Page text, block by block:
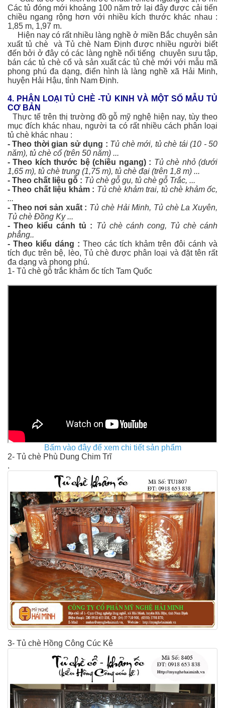
Các tủ đóng mới khoảng 100 năm trở lại đây được cải tiến
chiều ngang rộng hơn với nhiều kích thước khác nhau :
1,85 m, 1,97 m.
Hiện nay có rất nhiều làng nghề ở miền Bắc chuyên sản
xuất tủ chè và Tủ chè Nam Định được nhiều người biết
đến bởi ở đây có các làng nghề nổi tiếng chuyên sưu tập,
bán các tủ chè cổ và sản xuất các tủ chè mới với mẫu mã
phong phú đa dạng, điển hình là làng nghề xã Hải Minh,
huyện Hải Hậu, tỉnh Nam Định.
4. PHÂN LOẠI TỦ CHÈ -TỦ KINH VÀ MỘT SỐ MẪU TỦ
CƠ BẢN
Thực tế trên thị trường đồ gỗ mỹ nghệ hiện nay, tùy theo
mục đích khác nhau, người ta có rất nhiều cách phân loại
tủ chè khác nhau :
- Theo thời gian sử dụng : Tủ chè mới, tủ chè tái (10 - 50
năm), tủ chè cổ (trên 50 năm) ...
- Theo kích thước bệ (chiều ngang) : Tủ chè nhỏ (dưới
1,65 m), tủ chè trung (1,75 m), tủ chè đại (trên 1,8 m) ...
- Theo chất liệu gỗ : Tủ chè gỗ gụ, tủ chè gỗ Trắc, ...
- Theo chất liệu khảm : Tủ chè khảm trai, tủ chè khảm ốc,
...
- Theo nơi sản xuất : Tủ chè Hải Minh, Tủ chè La Xuyên,
Tủ chè Đồng Kỵ ...
- Theo kiểu cánh tủ : Tủ chè cánh cong, Tủ chè cánh
phẳng..
- Theo kiểu dáng : Theo các tích khảm trên đôi cánh và
tích đục trên bệ, lèo, Tủ chè được phân loại và đặt tên rất
đa dạng và phong phú.
1- Tủ chè gỗ trắc khảm ốc tích Tam Quốc
Bấm vào đây để xem chi tiết sản phẩm
2- Tủ chè Phù Dung Chim Trĩ
.
3- Tủ chè Hồng Công Cúc Kê